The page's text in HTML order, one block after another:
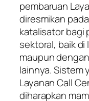
pembaruan
diresmikan
katalisator bagi
sektoral, baik di
maupun
lainnya. Sistem
Layanan Call
diharapkan